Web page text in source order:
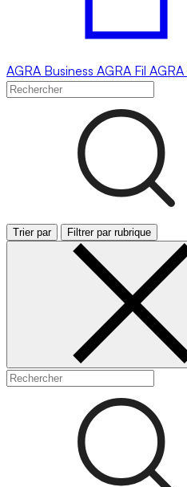
AGRA Business AGRA Fil AGRA
Trier par Filtrer par rubrique